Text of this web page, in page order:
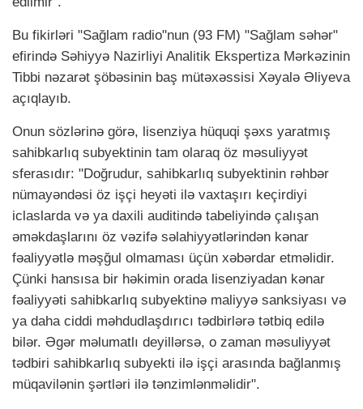
Bu fikirləri "Sağlam radio"nun (93 FM) "Sağlam səhər"
efirində Səhiyyə Nazirliyi Analitik Ekspertiza Mərkəzinin
Tibbi nəzarət şöbəsinin baş mütəxəssisi Xəyalə Əliyeva
açıqlayıb.
Onun sözlərinə görə, lisenziya hüquqi şəxs yaratmış
sahibkarlıq subyektinin tam olaraq öz məsuliyyət
sferasıdır: "Doğrudur, sahibkarlıq subyektinin rəhbər
nümayəndəsi öz işçi heyəti ilə vaxtaşırı keçirdiyi
iclaslarda və ya daxili auditində tabeliyində çalışan
əməkdaşlarını öz vəzifə səlahiyyətlərindən kənar
fəaliyyətlə məşğul olmaması üçün xəbərdar etməlidir.
Çünki hansısa bir həkimin orada lisenziyadan kənar
fəaliyyəti sahibkarlıq subyektinə maliyyə sanksiyası və
ya daha ciddi məhdudlaşdırıcı tədbirlərə tətbiq edilə
bilər. Əgər məlumatlı deyillərsə, o zaman məsuliyyət
tədbiri sahibkarlıq subyekti ilə işçi arasında bağlanmış
müqavilənin şərtləri ilə tənzimlənməlidir".